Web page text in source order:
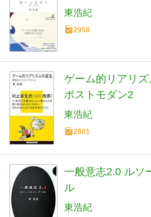
東浩紀
2958
ゲーム的リアリ
ポストモダン2
東浩紀
2801
一般意志2.0 ルソ
ル
東浩紀